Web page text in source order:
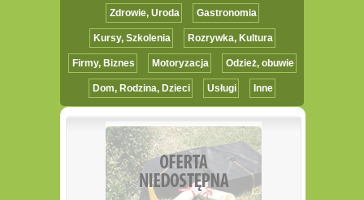
Zdrowie, Uroda Gastronomia
Kursy, Szkolenia Rozrywka, Kultura
Firmy, Biznes Motoryzacja Odzież, obuwie
Dom, Rodzina, Dzieci Usługi Inne